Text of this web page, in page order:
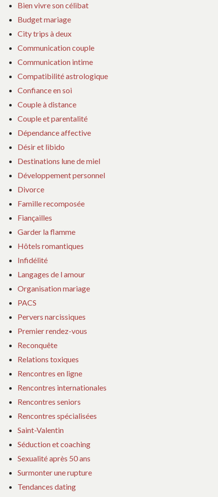
Bien vivre son célibat
Budget mariage
City trips à deux
Communication couple
Communication intime
Compatibilité astrologique
Confiance en soi
Couple à distance
Couple et parentalité
Dépendance affective
Désir et libido
Destinations lune de miel
Développement personnel
Divorce
Famille recomposée
Fiançailles
Garder la flamme
Hôtels romantiques
Infidélité
Langages de l amour
Organisation mariage
PACS
Pervers narcissiques
Premier rendez-vous
Reconquête
Relations toxiques
Rencontres en ligne
Rencontres internationales
Rencontres seniors
Rencontres spécialisées
Saint-Valentin
Séduction et coaching
Sexualité après 50 ans
Surmonter une rupture
Tendances dating